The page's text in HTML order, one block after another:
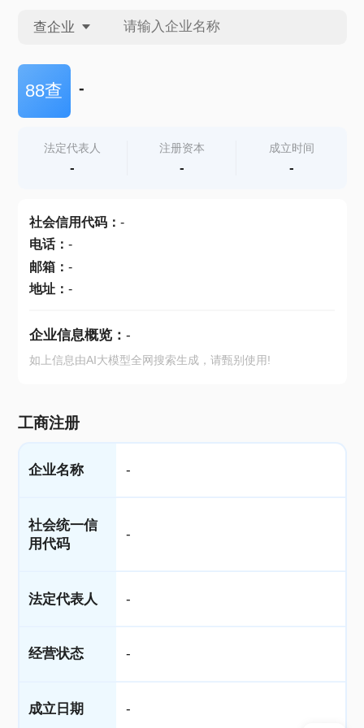
查企业
查企业
查产地
88查 -
法定代表人
-
注册资本
-
成立时间
-
社会信用代码： -
电话： -
邮箱： -
地址： -
企业信息概览： -
如上信息由AI大模型全网搜索生成，请甄别使用!
工商注册
企业名称 -
社会统一信
用代码
-
法定代表人 -
经营状态 -
成立日期 -